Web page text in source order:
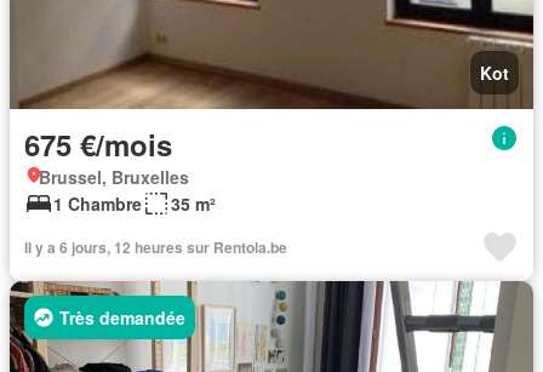
Kot
675 €/mois
Brussel, Bruxelles
1 Chambre
35 m²
Il y a 6 jours, 12 heures sur Rentola.be
Très demandée